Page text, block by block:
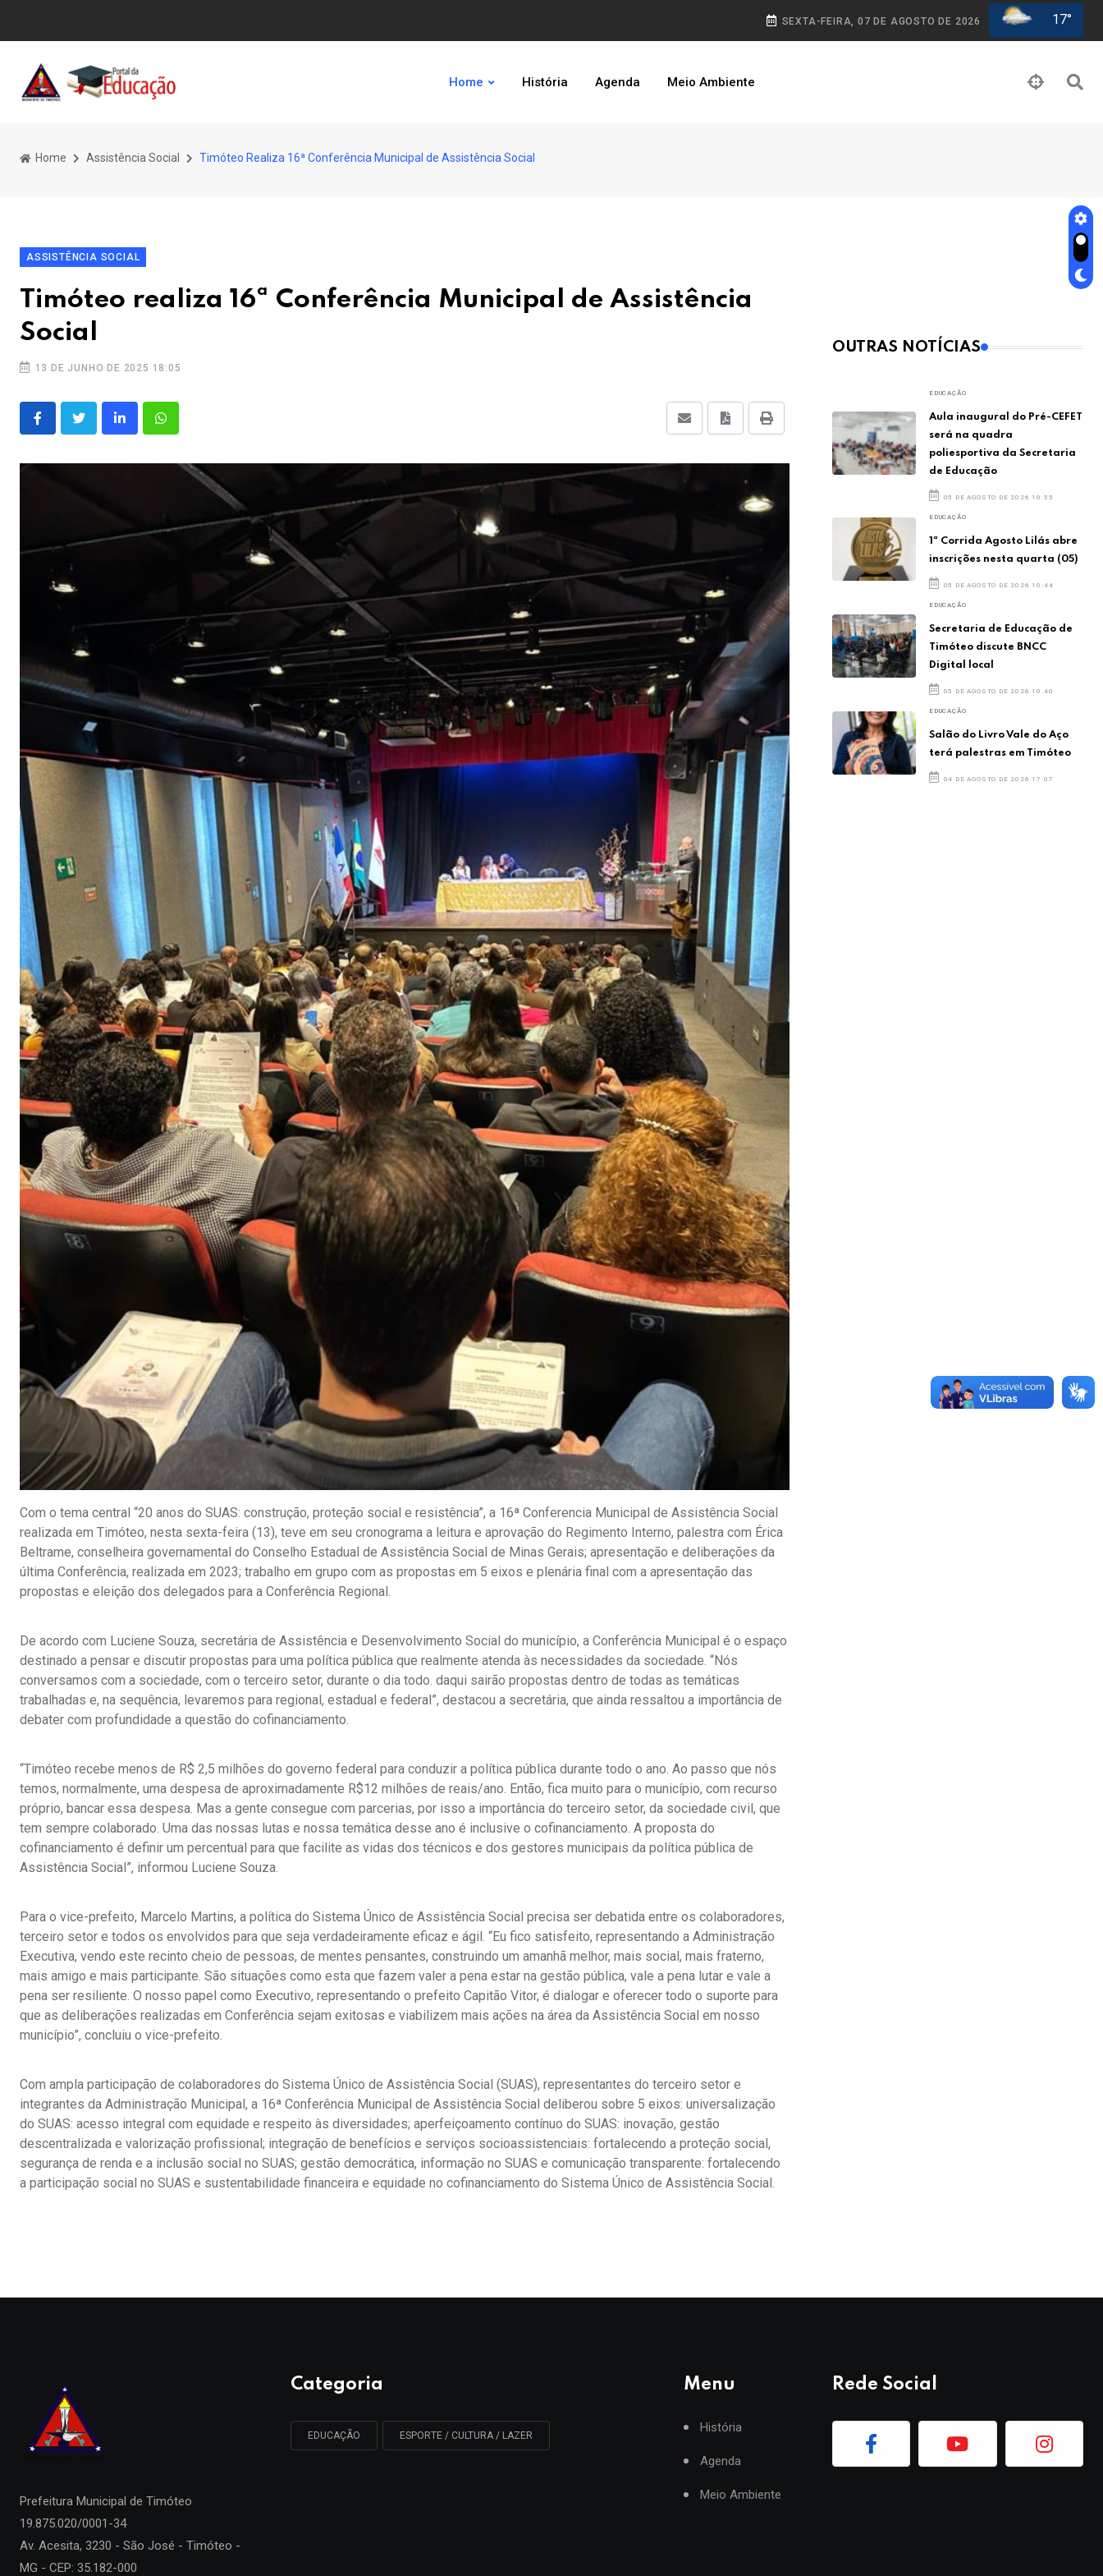
SEXTA-FEIRA, 07 DE AGOSTO DE 2026 17°
Home História Agenda Meio Ambiente
Home Assistência Social Timóteo Realiza 16ª Conferência Municipal de Assistência Social
ASSISTÊNCIA SOCIAL
Timóteo realiza 16ª Conferência Municipal de Assistência
Social
13 DE JUNHO DE 2025 18:05
Com o tema central “20 anos do SUAS: construção, proteção social e resistência”, a 16ª Conferencia Municipal de Assistência Social
realizada em Timóteo, nesta sexta-feira (13), teve em seu cronograma a leitura e aprovação do Regimento Interno, palestra com Érica
Beltrame, conselheira governamental do Conselho Estadual de Assistência Social de Minas Gerais; apresentação e deliberações da
última Conferência, realizada em 2023; trabalho em grupo com as propostas em 5 eixos e plenária final com a apresentação das
propostas e eleição dos delegados para a Conferência Regional.
De acordo com Luciene Souza, secretária de Assistência e Desenvolvimento Social do município, a Conferência Municipal é o espaço
destinado a pensar e discutir propostas para uma política pública que realmente atenda às necessidades da sociedade. “Nós
conversamos com a sociedade, com o terceiro setor, durante o dia todo. daqui sairão propostas dentro de todas as temáticas
trabalhadas e, na sequência, levaremos para regional, estadual e federal”, destacou a secretária, que ainda ressaltou a importância de
debater com profundidade a questão do cofinanciamento.
“Timóteo recebe menos de R$ 2,5 milhões do governo federal para conduzir a política pública durante todo o ano. Ao passo que nós
temos, normalmente, uma despesa de aproximadamente R$12 milhões de reais/ano. Então, fica muito para o município, com recurso
próprio, bancar essa despesa. Mas a gente consegue com parcerias, por isso a importância do terceiro setor, da sociedade civil, que
tem sempre colaborado. Uma das nossas lutas e nossa temática desse ano é inclusive o cofinanciamento. A proposta do
cofinanciamento é definir um percentual para que facilite as vidas dos técnicos e dos gestores municipais da política pública de
Assistência Social”, informou Luciene Souza.
Para o vice-prefeito, Marcelo Martins, a política do Sistema Único de Assistência Social precisa ser debatida entre os colaboradores,
terceiro setor e todos os envolvidos para que seja verdadeiramente eficaz e ágil. “Eu fico satisfeito, representando a Administração
Executiva, vendo este recinto cheio de pessoas, de mentes pensantes, construindo um amanhã melhor, mais social, mais fraterno,
mais amigo e mais participante. São situações como esta que fazem valer a pena estar na gestão pública, vale a pena lutar e vale a
pena ser resiliente. O nosso papel como Executivo, representando o prefeito Capitão Vitor, é dialogar e oferecer todo o suporte para
que as deliberações realizadas em Conferência sejam exitosas e viabilizem mais ações na área da Assistência Social em nosso
município”, concluiu o vice-prefeito.
Com ampla participação de colaboradores do Sistema Único de Assistência Social (SUAS), representantes do terceiro setor e
integrantes da Administração Municipal, a 16ª Conferência Municipal de Assistência Social deliberou sobre 5 eixos: universalização
do SUAS: acesso integral com equidade e respeito às diversidades; aperfeiçoamento contínuo do SUAS: inovação, gestão
descentralizada e valorização profissional; integração de benefícios e serviços socioassistenciais: fortalecendo a proteção social,
segurança de renda e a inclusão social no SUAS; gestão democrática, informação no SUAS e comunicação transparente: fortalecendo
a participação social no SUAS e sustentabilidade financeira e equidade no cofinanciamento do Sistema Único de Assistência Social.
OUTRAS NOTÍCIAS
EDUCAÇÃO
Aula inaugural do Pré-CEFET
será na quadra
poliesportiva da Secretaria
de Educação
05 DE AGOSTO DE 2026 10:55
EDUCAÇÃO
1ª Corrida Agosto Lilás abre
inscrições nesta quarta (05)
05 DE AGOSTO DE 2026 10:44
EDUCAÇÃO
Secretaria de Educação de
Timóteo discute BNCC
Digital local
05 DE AGOSTO DE 2026 10:40
EDUCAÇÃO
Salão do Livro Vale do Aço
terá palestras em Timóteo
04 DE AGOSTO DE 2026 17:07
Prefeitura Municipal de Timóteo
19.875.020/0001-34
Av. Acesita, 3230 - São José - Timóteo -
MG - CEP: 35.182-000
Categoria
EDUCAÇÃO ESPORTE / CULTURA / LAZER
Menu
História
Agenda
Meio Ambiente
Rede Social